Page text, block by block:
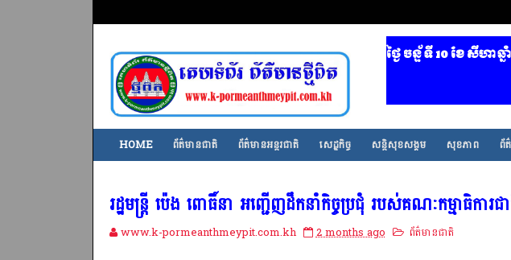
ថ្ងៃ ចន្ទ័ ទី 10​ ខែ សីហា ឆ្
HOME ព័ត៌មានជាតិ ព័ត៌មានអន្តរជាតិ សេដ្ឋកិច្ច សន្តិសុខសង្គម សុខភាព ព័
រដ្ឋមន្រ្តី ប៉េង ពោធិ៍នា អញ្ជើញដឹកនាំកិច្ចប្រជុំ របស់គណៈកម្មាធិការ
www.k-pormeanthmeypit.com.kh 2 months ago ព័ត៌មានជាតិ